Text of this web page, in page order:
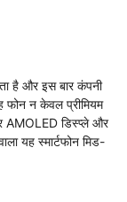
है और इस बार कंपनी
फोन न केवल प्रीमियम
AMOLED डिस्प्ले और
यह स्मार्टफोन मिड-